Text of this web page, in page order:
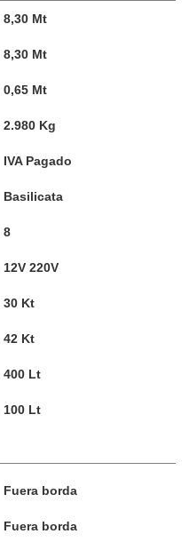
8,30 Mt
8,30 Mt
0,65 Mt
2.980 Kg
IVA Pagado
Basilicata
8
12V 220V
30 Kt
42 Kt
400 Lt
100 Lt
Fuera borda
Fuera borda